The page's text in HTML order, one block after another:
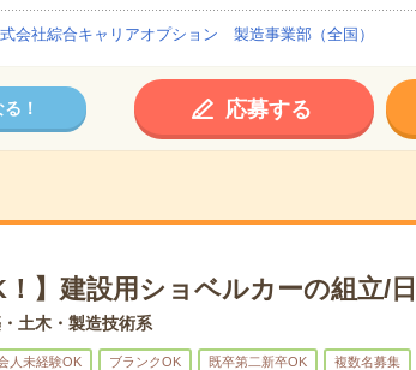
会社綜合キャリアオプション 製造事業部（全国）
！ 応募する
！】建設用ショベルカーの組立/
土木・製造技術系
人未経験OK ブランクOK 既卒第二新卒OK 複数名募集